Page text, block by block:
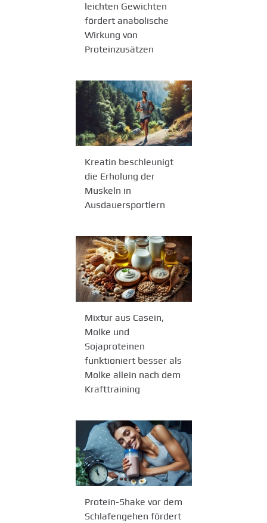
leichten Gewichten
fördert anabolische
Wirkung von
Proteinzusätzen
Kreatin beschleunigt
die Erholung der
Muskeln in
Ausdauersportlern
Mixtur aus Casein,
Molke und
Sojaproteinen
funktioniert besser als
Molke allein nach dem
Krafttraining
Protein-Shake vor dem
Schlafengehen fördert